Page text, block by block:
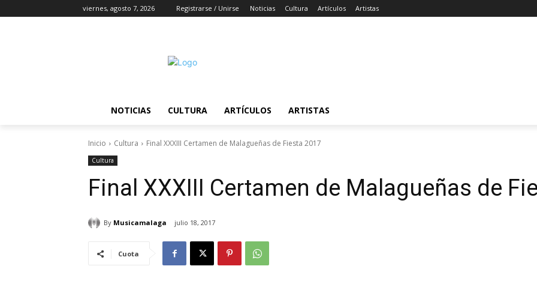
viernes, agosto 7, 2026 Registrarse / Unirse Noticias Cultura Artículos Artistas
NOTICIAS CULTURA ARTÍCULOS ARTISTAS
Inicio Cultura Final XXXIII Certamen de Malagueñas de Fiesta 2017
Cultura
Final XXXIII Certamen de Malagueñas de
By Musicamalaga julio 18, 2017
Cuota